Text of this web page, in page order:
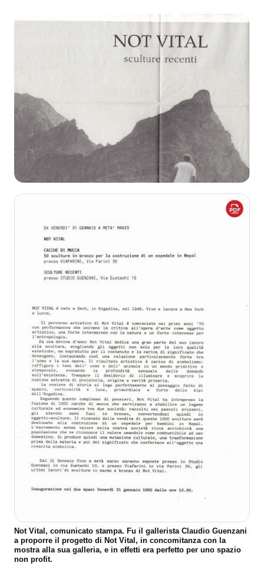
Not Vital, comunicato stampa. Fu il gallerista Claudio Guenzani
a proporre il progetto di Not Vital, in concomitanza con la
mostra alla sua galleria, e in effetti era perfetto per uno spazio
non profit.